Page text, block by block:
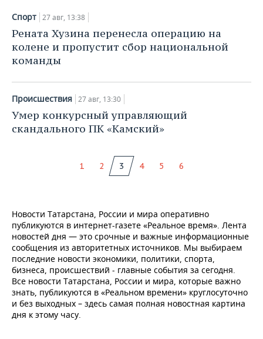
Спорт 27 авг, 13:38
Рената Хузина перенесла операцию на
колене и пропустит сбор национальной
команды
Происшествия 27 авг, 13:30
Умер конкурсный управляющий
скандального ПК «Камский»
1 2 3 4 5 6
Новости Татарстана, России и мира оперативно
публикуются в интернет-газете «Реальное время». Лента
новостей дня — это срочные и важные информационные
сообщения из авторитетных источников. Мы выбираем
последние новости экономики, политики, спорта,
бизнеса, происшествий - главные события за сегодня.
Все новости Татарстана, России и мира, которые важно
знать, публикуются в «Реальном времени» круглосуточно
и без выходных – здесь самая полная новостная картина
дня к этому часу.